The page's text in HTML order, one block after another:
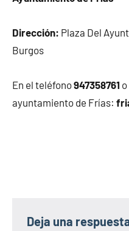
Dirección: Plaza Del
Burgos
En el teléfono947358761
ayuntamiento de Frías:
Deja una